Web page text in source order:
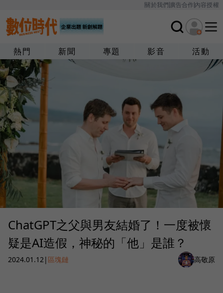
關於我們廣告合作內容授權
熱門 新聞 專題 影音 活動
ChatGPT之父與男友結婚了！一度被懷
疑是AI造假，神秘的「他」是誰？
2024.01.12| 區塊鏈 高敬原